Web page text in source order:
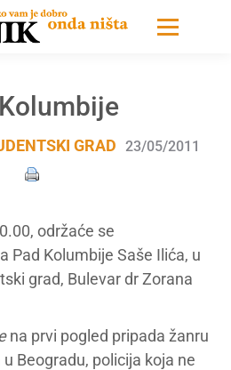
GRAD 23/05/2011
održaće se
Pad Kolumbije Saše Ilića, u
grad, Bulevar dr Zorana
na prvi pogled pripada žanru
Beogradu, policija koja ne